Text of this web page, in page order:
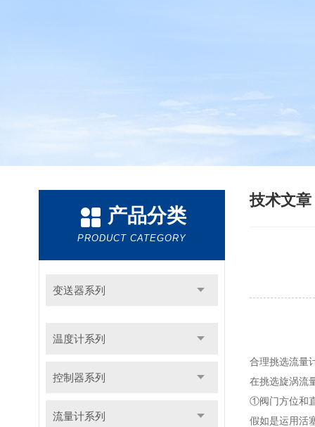
产品分类
PRODUCT CATEGORY
变送器系列
温度计系列
控制器系列
流量计系列
技术文章
合理挑选流量
在挑选旋涡流
①阀门方位和
假如是运用活